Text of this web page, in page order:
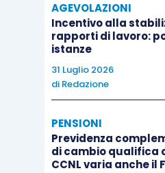
AGEVOLAZIONI
Incentivo alla
rapporti di lavoro:
istanze
31 Luglio 2026
di Redazione
PENSIONI
Previdenza
di cambio qualifica
CCNL varia anche il